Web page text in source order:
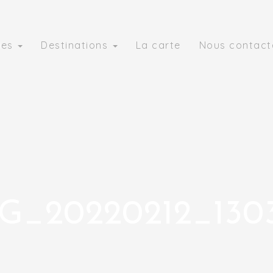
Destinations La carte Nous